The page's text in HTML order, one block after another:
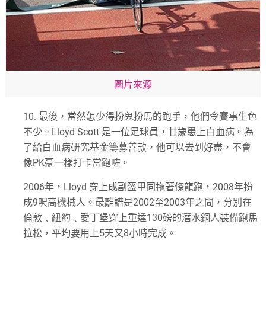
圖片來源
10. 最後，當然怎少得扮鬼扮馬的跑手，他們令賽事生色
不少。 Lloyd Scott 是一位足球員，廿歲患上白血病。為
了給白血病研究基金籌募善款，他可以去到好盡，不會
像PK豪一樣打卡當跑咗。
2006年， Lloyd 穿上成副盔甲同拖著條龍跑， 2008年扮
成9呎高機械人。最離譜是2002至2003年之間，分別在
倫敦﹑紐約﹑愛丁堡穿上重達130磅的潛水銅人裝備跑馬
拉松，平均要用上5天又8小時完成。